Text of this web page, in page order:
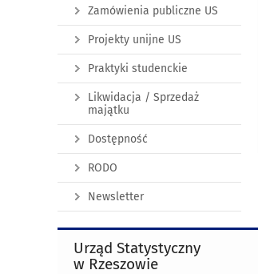
Zamówienia publiczne US
Projekty unijne US
Praktyki studenckie
Likwidacja / Sprzedaż
majątku
Dostępność
RODO
Newsletter
Urząd Statystyczny
w Rzeszowie